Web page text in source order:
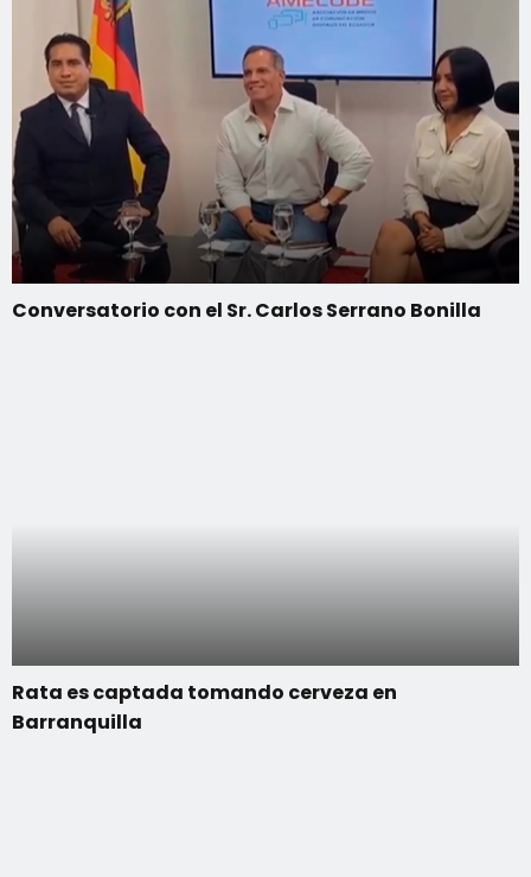
Conversatorio con el Sr. Carlos Serrano Bonilla
Rata es captada tomando cerveza en
Barranquilla